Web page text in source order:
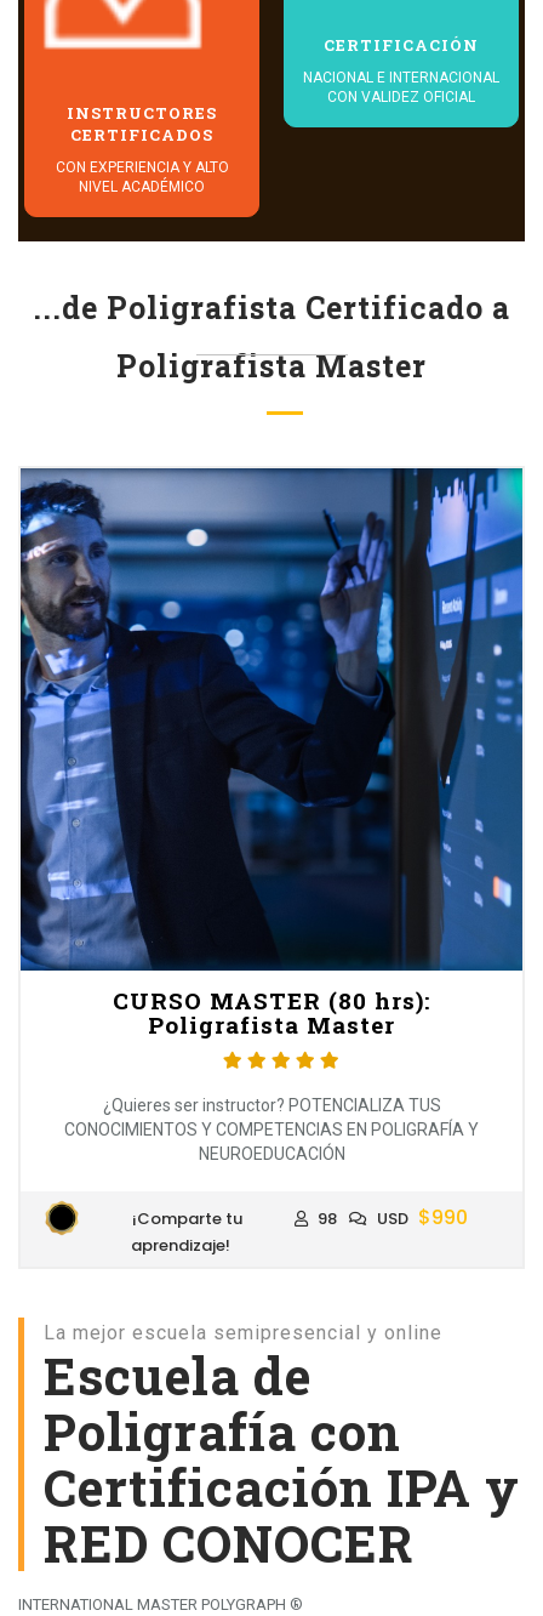
INSTRUCTORES
CERTIFICADOS
CON EXPERIENCIA Y ALTO
NIVEL ACADÉMICO
CERTIFICACIÓN
NACIONAL E INTERNACIONAL
CON VALIDEZ OFICIAL
...de Poligrafista Certificado a
Poligrafista Master
CURSO MASTER (80 hrs):
Poligrafista Master
¿Quieres ser instructor? POTENCIALIZA TUS
CONOCIMIENTOS Y COMPETENCIAS EN POLIGRAFÍA Y
NEUROEDUCACIÓN
¡Comparte tu
aprendizaje!
98 USD $990
La mejor escuela semipresencial y online
Escuela de
Poligrafía con
Certificación IPA y
RED CONOCER
INTERNATIONAL MASTER POLYGRAPH ®